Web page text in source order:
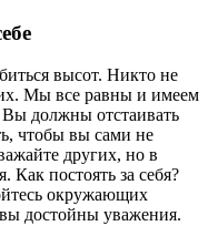
высот. Никто не
Мы все равны и имеем
Вы должны отстаивать
чтобы вы сами не
других, но в
Как постоять за себя?
окружающих
достойны уважения.